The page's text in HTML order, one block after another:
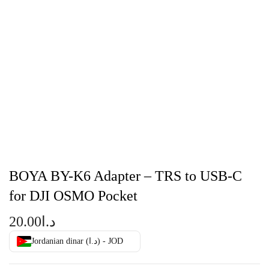
BOYA BY-K6 Adapter – TRS to USB-C
for DJI OSMO Pocket
د.ا 20.00
Jordanian dinar (د.ا) - JOD